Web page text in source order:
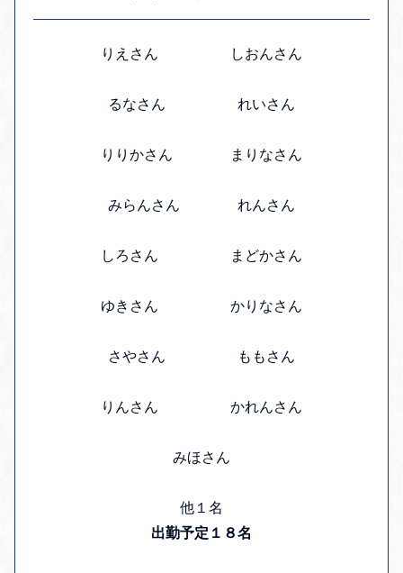
りえさん しおんさん
るなさん れいさん
りりかさん まりなさん
みらんさん れんさん
しろさん まどかさん
ゆきさん かりなさん
さやさん ももさん
りんさん かれんさん
みほさん
他１名
出勤予定１８名